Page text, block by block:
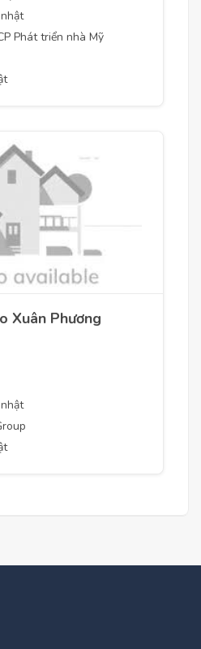
Phát triển nhà Mỹ
Xuân Phương